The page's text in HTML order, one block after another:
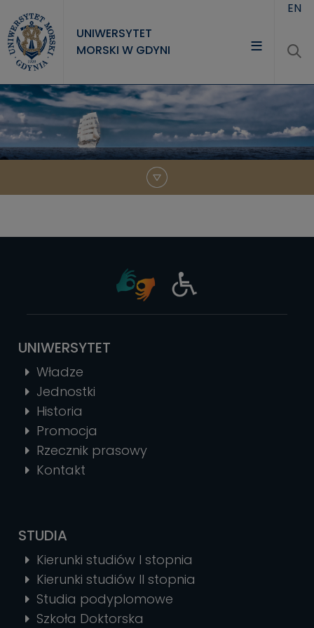
UNIWERSYTET
MORSKI W GDYNI
UNIWERSYTET
STUDIA
NAUKA
EN
UNIWERSYTET
Władze
Jednostki
Historia
Promocja
Rzecznik prasowy
Kontakt
STUDIA
Kierunki studiów I stopnia
Kierunki studiów II stopnia
Studia podyplomowe
Szkoła Doktorska